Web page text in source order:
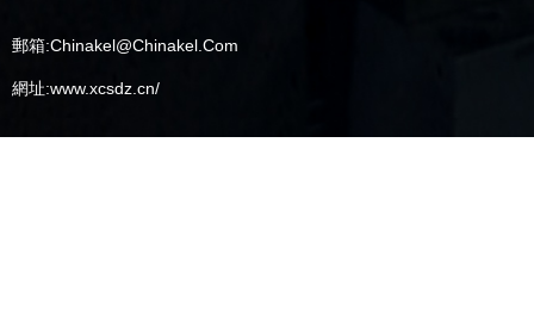
郵箱:Chinakel@Chinakel.Com
網址:www.xcsdz.cn/